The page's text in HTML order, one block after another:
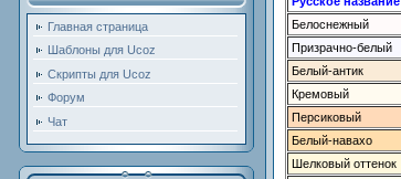
Главная страница
Шаблоны для Ucoz
Скрипты для Ucoz
Форум
Чат
Белоснежный
Призрачно-белый
Белый-антик
Кремовый
Персиковый
Белый-навахо
Шелковый оттенок